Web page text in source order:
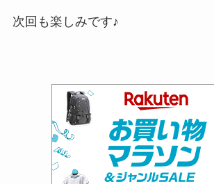
次回も楽しみです♪